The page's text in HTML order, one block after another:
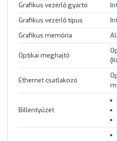
Grafikus vezérlő gyártó
Grafikus vezérlő típus
Grafikus memória
Optikai meghajtó
Ethernet csatlakozó
Billentyűzet